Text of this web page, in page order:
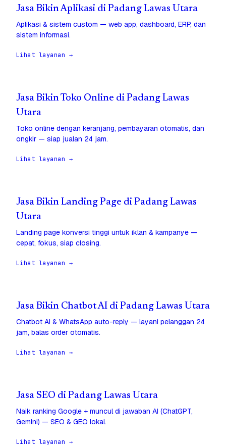
Jasa Bikin Aplikasi di Padang Lawas Utara
Aplikasi & sistem custom — web app, dashboard, ERP, dan
sistem informasi.
Lihat layanan →
Jasa Bikin Toko Online di Padang Lawas
Utara
Toko online dengan keranjang, pembayaran otomatis, dan
ongkir — siap jualan 24 jam.
Lihat layanan →
Jasa Bikin Landing Page di Padang Lawas
Utara
Landing page konversi tinggi untuk iklan & kampanye —
cepat, fokus, siap closing.
Lihat layanan →
Jasa Bikin Chatbot AI di Padang Lawas Utara
Chatbot AI & WhatsApp auto-reply — layani pelanggan 24
jam, balas order otomatis.
Lihat layanan →
Jasa SEO di Padang Lawas Utara
Naik ranking Google + muncul di jawaban AI (ChatGPT,
Gemini) — SEO & GEO lokal.
Lihat layanan →